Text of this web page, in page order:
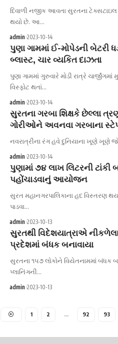
દિવાળી નજીક આવતા સુરતના ટેક્સટાઇલ
થયો છે. આ…
admin 2023-10-14
પુણા ગામમાં ઈ-મોપેડની બેટરી
બ્લાસ્ટ, ચાર વ્યકિત દાઝતા
પુણા ગામમાં ગુરુવારે મોડી રાત્રે
વિસ્ફોટ થતાં…
admin 2023-10-14
સુરતના ગરબા શિક્ષકે છેલ્લા
ગોરીઓને અવનવા ગરબાના
નવરાત્રીના રંગ હવે દુનિયાના ખૂણે ખૂણે
admin 2023-10-14
પુણામાં ૭૪ લાખ લિટરની ટાંકી
પહોંચાડવાનું આયોજન
સુરત મહાનગરપાલિકાના હદ વિસ્તરણ થયા
પાડવા…
admin 2023-10-13
સુરતથી વિદેશયાત્રાએ
પ્રદેશમાં બંધક બનાવાયા
સુરતના ૧૫૭ લોકોને વિયેતનામમાં બંધક
પ્લાનિંગની…
admin 2023-10-13
1 2 … 92 93